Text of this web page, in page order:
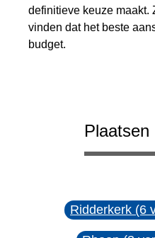
definitieve keuze maakt.
vinden dat het beste
budget.
Plaatsen
Ridderkerk (6